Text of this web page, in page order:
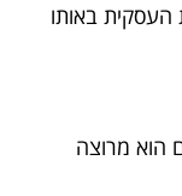
העסקית באותו
הוא מרוצה